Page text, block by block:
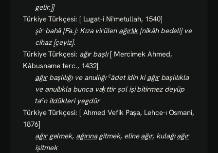
gelir.]]
Türkiye Türkçesi: [ Lugat-i Ni'metullah, 1540]
şîr-bahā [Fa.]: Kıza virülen ağırlık[nikâh bedeli] ve
cihaz [çeyiz].
Türkiye Türkçesi: ağır başlı[ Mercimek Ahmed,
Kâbusname terc., 1432]
ağırbaşlılığı ve anullığı ˁādet idin kiağırbaşlılıkla
ve anullıkla bunca vaḳttir şol işi bitirmez deyüp
ṭaˁn itdükleri yegdür
Türkiye Türkçesi: [ Ahmed Vefik Paşa, Lehce-ı Osmani,
1876]
ağırgelmek, ağırınagitmek, elineağır, kulağıağır
işitmek